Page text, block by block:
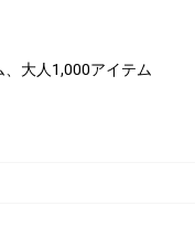
大人1,000アイテム